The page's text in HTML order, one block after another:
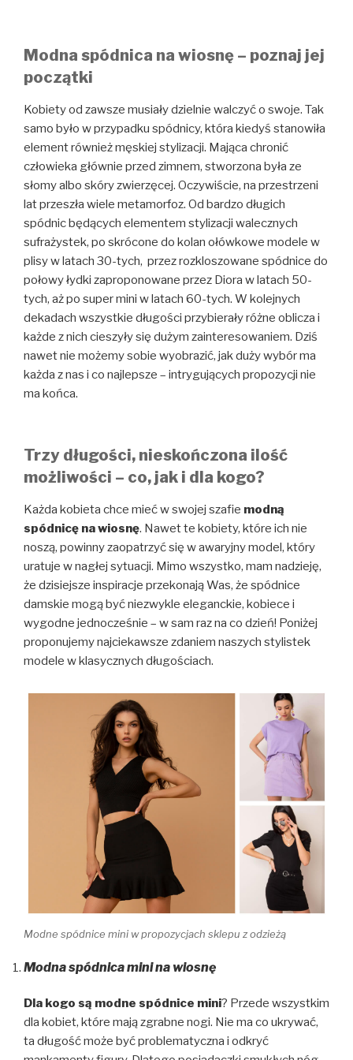
Modna spódnica na wiosnę – poznaj jej
początki
Kobiety od zawsze musiały dzielnie walczyć o swoje. Tak
samo było w przypadku spódnicy, która kiedyś stanowiła
element również męskiej stylizacji. Mająca chronić
człowieka głównie przed zimnem, stworzona była ze
słomy albo skóry zwierzęcej. Oczywiście, na przestrzeni
lat przeszła wiele metamorfoz. Od bardzo długich
spódnic będących elementem stylizacji walecznych
sufrażystek, po skrócone do kolan ołówkowe modele w
plisy w latach 30-tych, przez rozkloszowane spódnice do
połowy łydki zaproponowane przez Diora w latach 50-
tych, aż po super mini w latach 60-tych. W kolejnych
dekadach wszystkie długości przybierały różne oblicza i
każde z nich cieszyły się dużym zainteresowaniem. Dziś
nawet nie możemy sobie wyobrazić, jak duży wybór ma
każda z nas i co najlepsze – intrygujących propozycji nie
ma końca.
Trzy długości, nieskończona ilość
możliwości – co, jak i dla kogo?
Każda kobieta chce mieć w swojej szafie modną
spódnicę na wiosnę. Nawet te kobiety, które ich nie
noszą, powinny zaopatrzyć się w awaryjny model, który
uratuje w nagłej sytuacji. Mimo wszystko, mam nadzieję,
że dzisiejsze inspiracje przekonają Was, że spódnice
damskie mogą być niezwykle eleganckie, kobiece i
wygodne jednocześnie – w sam raz na co dzień! Poniżej
proponujemy najciekawsze zdaniem naszych stylistek
modele w klasycznych długościach.
Modne spódnice mini w propozycjach sklepu z odzieżą
Modna spódnica mini na wiosnę
Dla kogo są modne spódnice mini? Przede wszystkim
dla kobiet, które mają zgrabne nogi. Nie ma co ukrywać,
ta długość może być problematyczna i odkryć